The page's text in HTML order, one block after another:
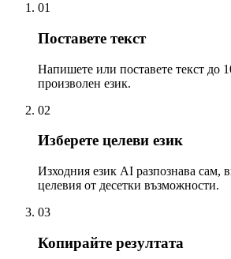
01
Поставете текст
Напишете или поставете текст до
произволен език.
02
Изберете целеви език
Изходния език AI разпознава сам,
целевия от десетки възможности.
03
Копирайте резултата